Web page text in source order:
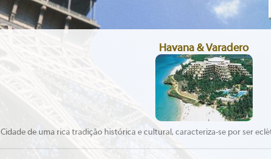
Havana & Varadero
Cidade de uma rica tradição histórica e cultural, caracteriza-se por ser